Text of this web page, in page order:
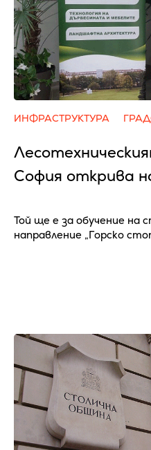
ИНФРАСТРУКТУРА
София открива
Той ще е за обучение на
направление „Горско